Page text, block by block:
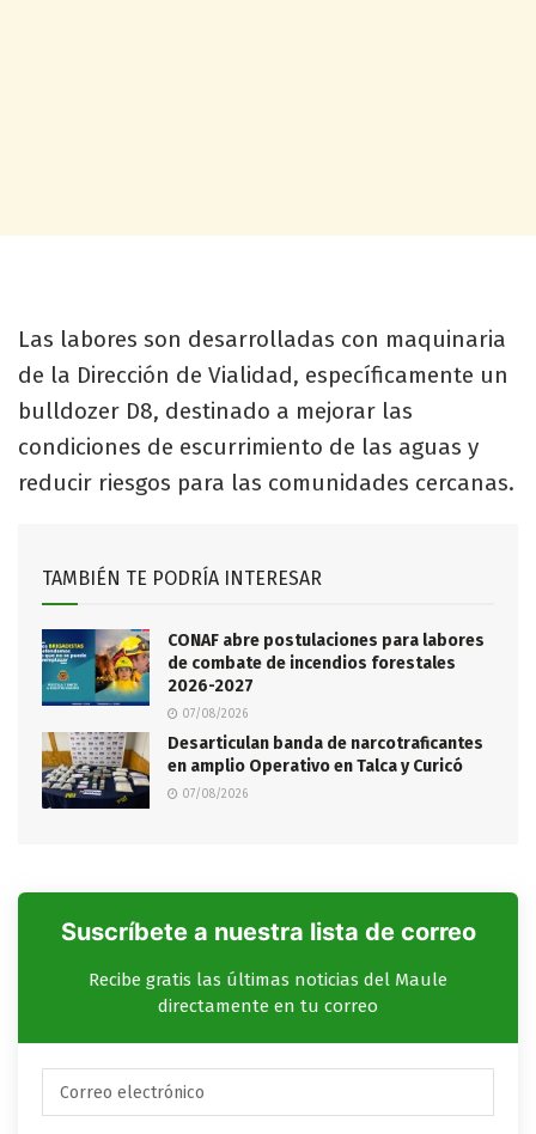
Las labores son desarrolladas con maquinaria
de la Dirección de Vialidad, específicamente un
bulldozer D8, destinado a mejorar las
condiciones de escurrimiento de las aguas y
reducir riesgos para las comunidades cercanas.
TAMBIÉN TE PODRÍA INTERESAR
CONAF abre postulaciones para labores
de combate de incendios forestales
2026-2027
07/08/2026
Desarticulan banda de narcotraficantes
en amplio Operativo en Talca y Curicó
07/08/2026
Suscríbete a nuestra lista de correo
Recibe gratis las últimas noticias del Maule
directamente en tu correo